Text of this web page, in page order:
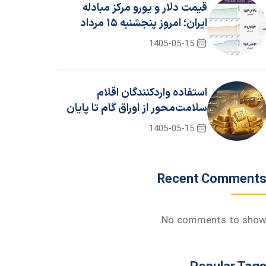
قیمت دلار و یورو مرکز مبادله
ایران؛ امروز پنجشنبه ۱۵ مرداد
۱۴۰۵1405-05-15
استفاده واردکنندگان اقلام
سلامت‌محور از اوراق گام تا پایان
سال ۱۴۰۵ تمدید شد1405-05-15
Recent Comments
No comments to show.